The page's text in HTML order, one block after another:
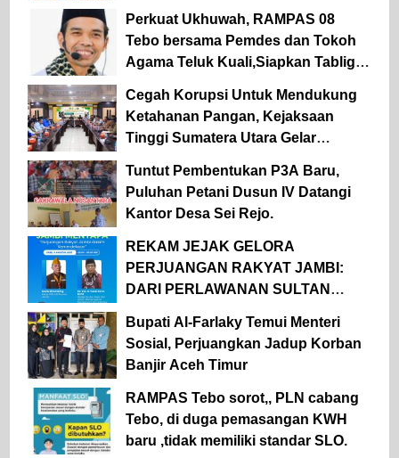
Perkuat Ukhuwah, RAMPAS 08
Tebo bersama Pemdes dan Tokoh
Agama Teluk Kuali,Siapkan Tabligh
Cegah Korupsi Untuk Mendukung
Ketahanan Pangan, Kejaksaan
Tinggi Sumatera Utara Gelar
Pertanian Dan Ketahanan Pangan
Tuntut Pembentukan P3A Baru,
Puluhan Petani Dusun IV Datangi
Kantor Desa Sei Rejo.
REKAM JEJAK GELORA
PERJUANGAN RAKYAT JAMBI:
DARI PERLAWANAN SULTAN
KEMBALI KE PANGKUAN NKRI
Bupati Al-Farlaky Temui Menteri
Sosial, Perjuangkan Jadup Korban
Banjir Aceh Timur
RAMPAS Tebo sorot,, PLN cabang
Tebo, di duga pemasangan KWH
baru ,tidak memiliki standar SLO.